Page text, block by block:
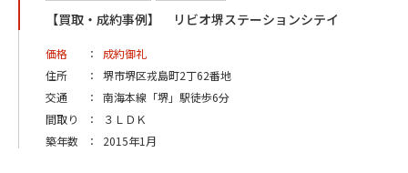
【買取・成約事例】 リビオ堺ステーションシテイ
価格 ：
成約御礼
住所
：
堺市堺区戎島町2丁62番地
交通
：
南海本線「堺」駅徒歩6分
間取り
：
３ＬＤＫ
築年数
： 2015年1月